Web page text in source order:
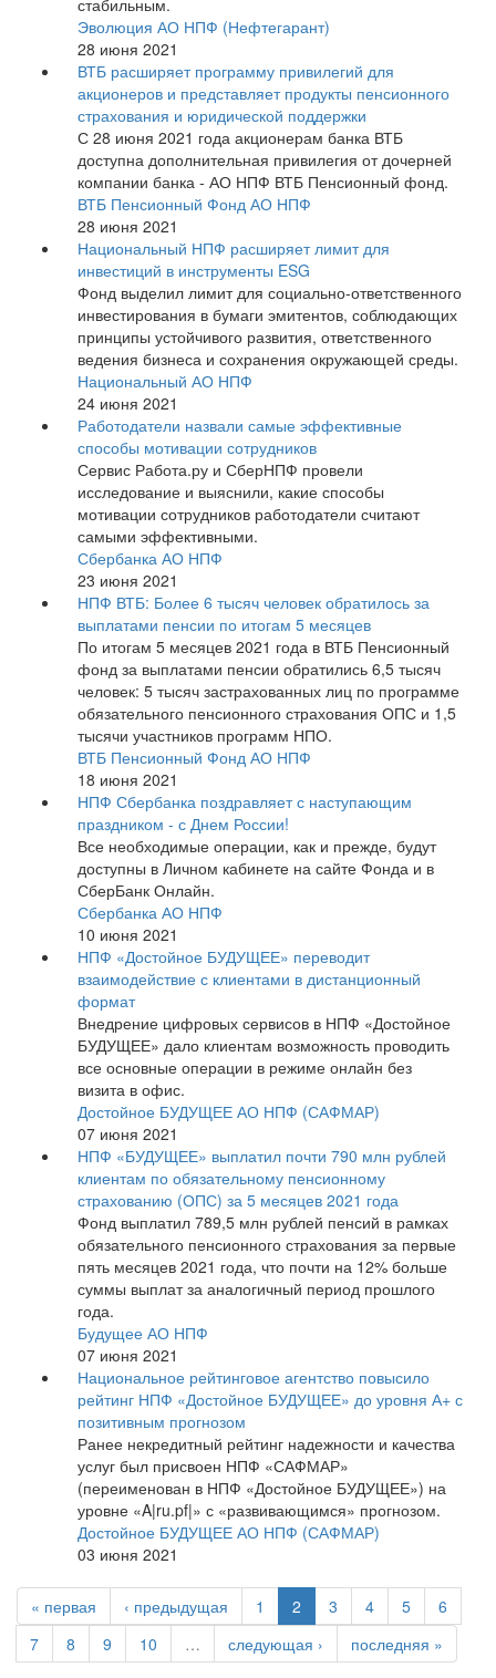
стабильным.
Эволюция АО НПФ (Нефтегарант)
28 июня 2021
ВТБ расширяет программу привилегий для
акционеров и представляет продукты пенсионного
страхования и юридической поддержки
С 28 июня 2021 года акционерам банка ВТБ
доступна дополнительная привилегия от дочерней
компании банка - АО НПФ ВТБ Пенсионный фонд.
ВТБ Пенсионный Фонд АО НПФ
28 июня 2021
Национальный НПФ расширяет лимит для
инвестиций в инструменты ESG
Фонд выделил лимит для социально-ответственного
инвестирования в бумаги эмитентов, соблюдающих
принципы устойчивого развития, ответственного
ведения бизнеса и сохранения окружающей среды.
Национальный АО НПФ
24 июня 2021
Работодатели назвали самые эффективные
способы мотивации сотрудников
Сервис Работа.ру и СберНПФ провели
исследование и выяснили, какие способы
мотивации сотрудников работодатели считают
самыми эффективными.
Сбербанка АО НПФ
23 июня 2021
НПФ ВТБ: Более 6 тысяч человек обратилось за
выплатами пенсии по итогам 5 месяцев
По итогам 5 месяцев 2021 года в ВТБ Пенсионный
фонд за выплатами пенсии обратились 6,5 тысяч
человек: 5 тысяч застрахованных лиц по программе
обязательного пенсионного страхования ОПС и 1,5
тысячи участников программ НПО.
ВТБ Пенсионный Фонд АО НПФ
18 июня 2021
НПФ Сбербанка поздравляет с наступающим
праздником - с Днем России!
Все необходимые операции, как и прежде, будут
доступны в Личном кабинете на сайте Фонда и в
СберБанк Онлайн.
Сбербанка АО НПФ
10 июня 2021
НПФ «Достойное БУДУЩЕЕ» переводит
взаимодействие с клиентами в дистанционный
формат
Внедрение цифровых сервисов в НПФ «Достойное
БУДУЩЕЕ» дало клиентам возможность проводить
все основные операции в режиме онлайн без
визита в офис.
Достойное БУДУЩЕЕ АО НПФ (САФМАР)
07 июня 2021
НПФ «БУДУЩЕЕ» выплатил почти 790 млн рублей
клиентам по обязательному пенсионному
страхованию (ОПС) за 5 месяцев 2021 года
Фонд выплатил 789,5 млн рублей пенсий в рамках
обязательного пенсионного страхования за первые
пять месяцев 2021 года, что почти на 12% больше
суммы выплат за аналогичный период прошлого
года.
Будущее АО НПФ
07 июня 2021
Национальное рейтинговое агентство повысило
рейтинг НПФ «Достойное БУДУЩЕЕ» до уровня А+ с
позитивным прогнозом
Ранее некредитный рейтинг надежности и качества
услуг был присвоен НПФ «САФМАР»
(переименован в НПФ «Достойное БУДУЩЕЕ») на
уровне «A|ru.pf|» с «развивающимся» прогнозом.
Достойное БУДУЩЕЕ АО НПФ (САФМАР)
03 июня 2021
« первая ‹ предыдущая 1 2 3 4 5
6
7
8 9 10 … следующая › последняя »